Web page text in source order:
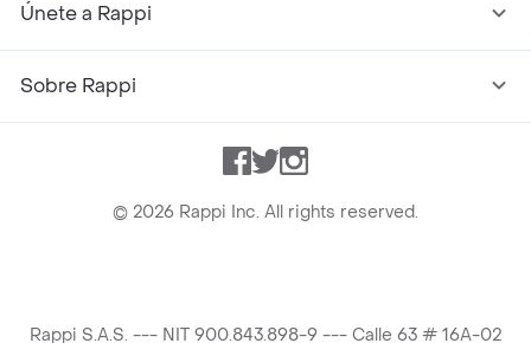
Únete a Rappi
Sobre Rappi
Facebook
TwitterInstagram
© 2026 Rappi Inc. All rights reserved.
Rappi S.A.S. --- NIT 900.843.898-9 --- Calle 63 # 16A-02